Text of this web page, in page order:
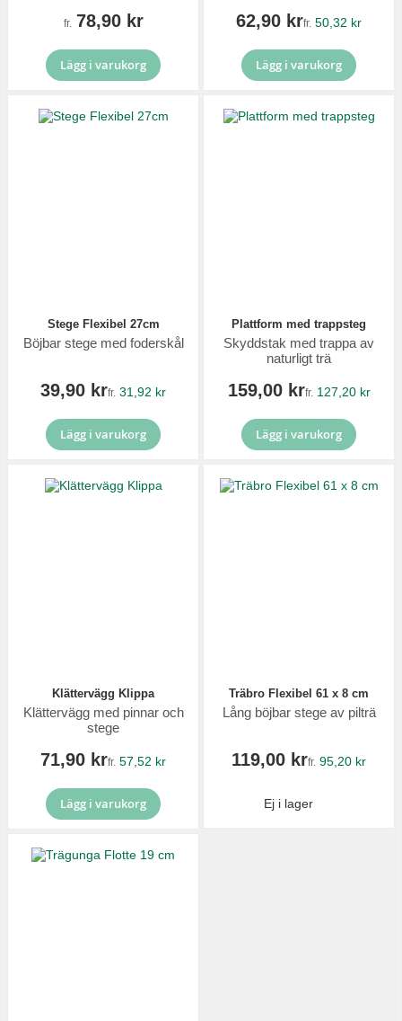
fr. 78,90 kr
Lägg i varukorg
62,90 krfr. 50,32 kr
Lägg i varukorg
Stege Flexibel 27cm
Böjbar stege med foderskål
39,90 krfr. 31,92 kr
Lägg i varukorg
Plattform med trappsteg
Skyddstak med trappa av
naturligt trä
159,00 krfr. 127,20 kr
Lägg i varukorg
Klättervägg Klippa
Klättervägg med pinnar och
stege
71,90 krfr. 57,52 kr
Lägg i varukorg
Träbro Flexibel 61 x 8 cm
Lång böjbar stege av pilträ
119,00 krfr. 95,20 kr
Ej i lager